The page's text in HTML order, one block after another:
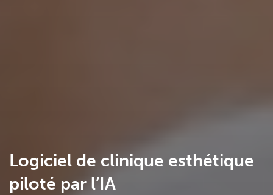
Logiciel de clinique esthétique
piloté par l’IA